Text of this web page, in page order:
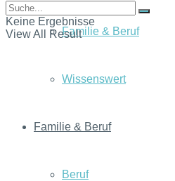
Familie & Beruf
Wissenswert
Familie & Beruf
Beruf
Keine Ergebnisse
View All Result